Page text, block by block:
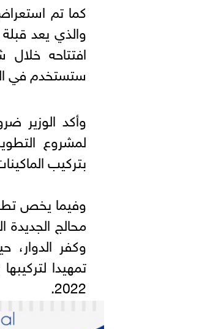
كما تم
والذي يعد
ستستخدم في
وأكد الوزير
لمشروع
بتركيب
وفيما يخص
محالج الجديدة
وكفر
2022.